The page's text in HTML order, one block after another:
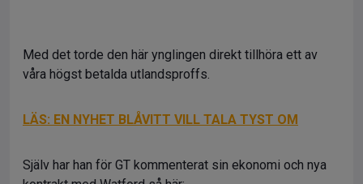
Med det torde den här ynglingen direkt tillhöra ett av
våra högst betalda utlandsproffs.
LÄS: EN NYHET BLÅVITT VILL TALA TYST OM
Själv har han för GT kommenterat sin ekonomi och nya